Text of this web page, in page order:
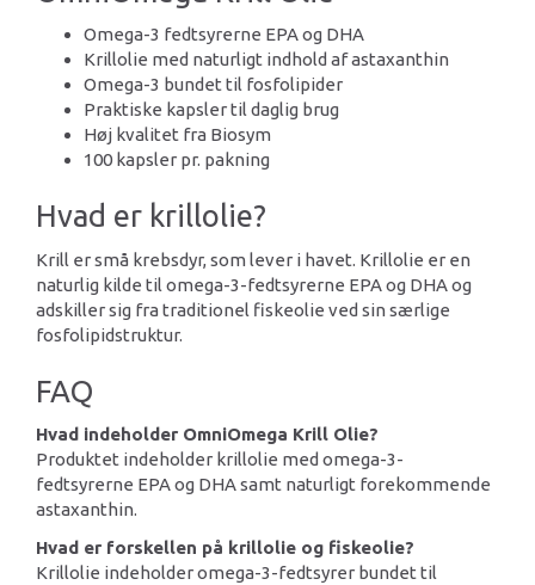
Omega-3 fedtsyrerne EPA og DHA
Krillolie med naturligt indhold af astaxanthin
Omega-3 bundet til fosfolipider
Praktiske kapsler til daglig brug
Høj kvalitet fra Biosym
100 kapsler pr. pakning
Hvad er krillolie?
Krill er små krebsdyr, som lever i havet. Krillolie er en
naturlig kilde til omega-3-fedtsyrerne EPA og DHA og
adskiller sig fra traditionel fiskeolie ved sin særlige
fosfolipidstruktur.
FAQ
Hvad indeholder OmniOmega Krill Olie?
Produktet indeholder krillolie med omega-3-
fedtsyrerne EPA og DHA samt naturligt forekommende
astaxanthin.
Hvad er forskellen på krillolie og fiskeolie?
Krillolie indeholder omega-3-fedtsyrer bundet til